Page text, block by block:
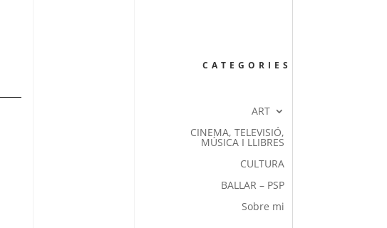
CATEGORIES
ART
CINEMA, TELEVISIÓ,
MÚSICA I LLIBRES
CULTURA
BALLAR – PSP
Sobre mi